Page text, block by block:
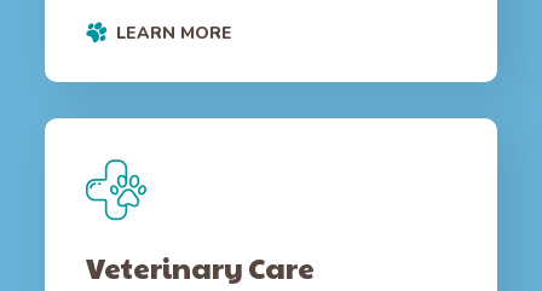
LEARN MORE
Veterinary Care